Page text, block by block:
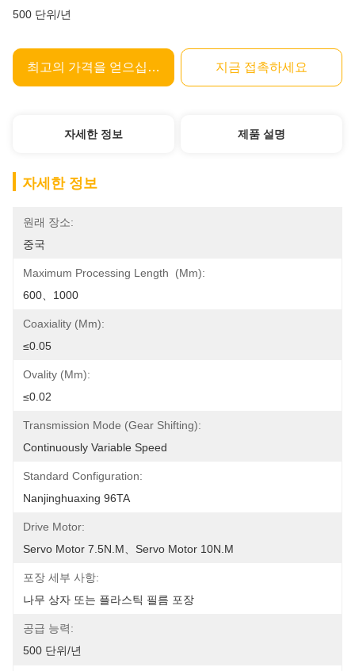
500 단위/년
최고의 가격을 얻으십시오 지금 접촉하세요
자세한 정보 제품 설명
자세한 정보
원래 장소:
중국
Maximum Processing Length  (mm):
600、1000
Coaxiality (mm):
≤0.05
Ovality (mm):
≤0.02
Transmission Mode (gear Shifting):
Continuously Variable Speed
Standard Configuration:
Nanjinghuaxing 96TA
Drive Motor:
Servo Motor 7.5N.m、Servo Motor 10N.m
포장 세부 사항:
나무 상자 또는 플라스틱 필름 포장
공급 능력:
500 단위/년